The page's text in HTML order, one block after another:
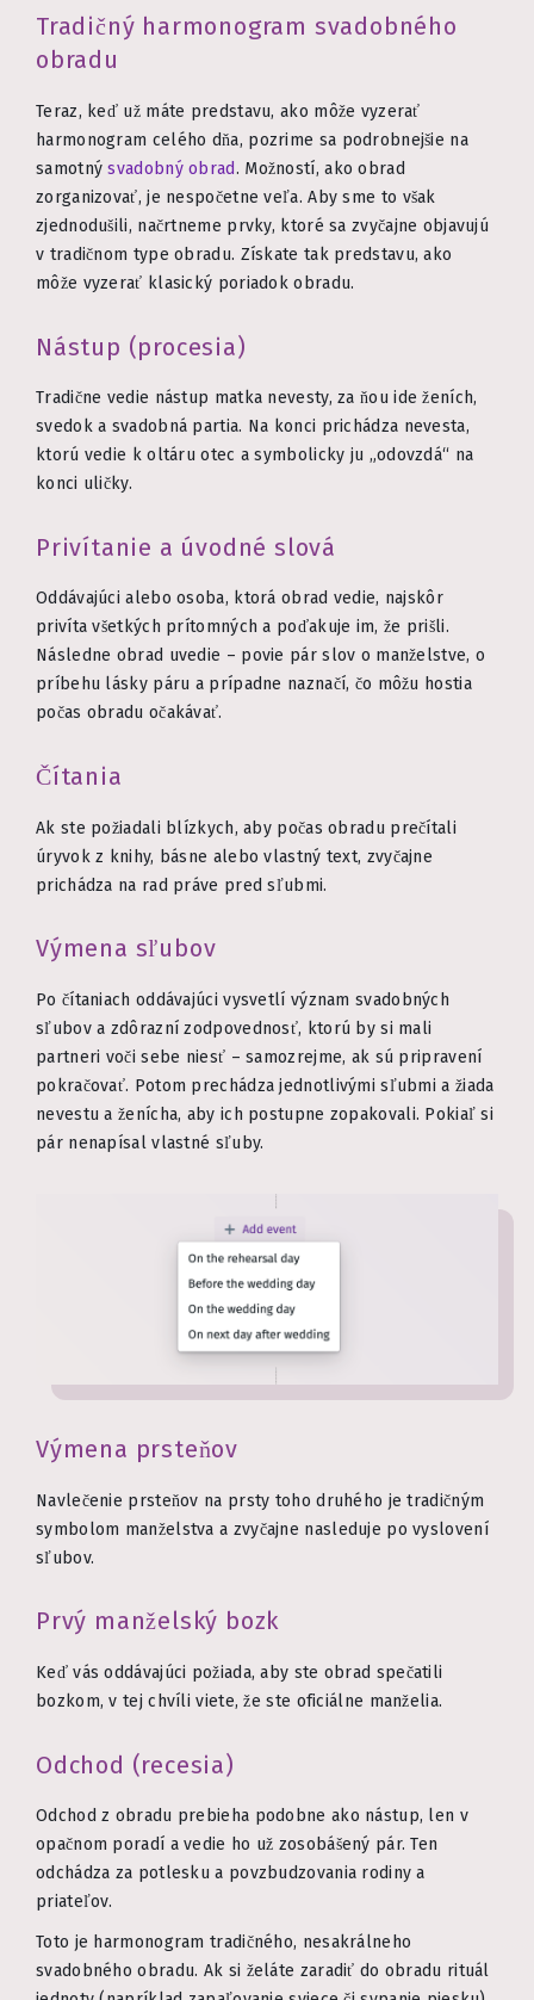
Tradičný harmonogram svadobného
obradu
Teraz, keď už máte predstavu, ako môže vyzerať
harmonogram celého dňa, pozrime sa podrobnejšie na
samotnýsvadobný obrad. Možností, ako obrad
zorganizovať, je nespočetne veľa. Aby sme to však
zjednodušili, načrtneme prvky, ktoré sa zvyčajne objavujú
v tradičnom type obradu. Získate tak predstavu, ako
môže vyzerať klasický poriadok obradu.
Nástup (procesia)
Tradične vedie nástup matka nevesty, za ňou ide ženích,
svedok a svadobná partia. Na konci prichádza nevesta,
ktorú vedie k oltáru otec a symbolicky ju „odovzdá“ na
konci uličky.
Privítanie a úvodné slová
Oddávajúci alebo osoba, ktorá obrad vedie, najskôr
privíta všetkých prítomných a poďakuje im, že prišli.
Následne obrad uvedie – povie pár slov o manželstve, o
príbehu lásky páru a prípadne naznačí, čo môžu hostia
počas obradu očakávať.
Čítania
Ak ste požiadali blízkych, aby počas obradu prečítali
úryvok z knihy, básne alebo vlastný text, zvyčajne
prichádza na rad práve pred sľubmi.
Výmena sľubov
Po čítaniach oddávajúci vysvetlí význam svadobných
sľubov a zdôrazní zodpovednosť, ktorú by si mali
partneri voči sebe niesť – samozrejme, ak sú pripravení
pokračovať. Potom prechádza jednotlivými sľubmi a žiada
nevestu a ženícha, aby ich postupne zopakovali. Pokiaľ si
pár nenapísal vlastné sľuby.
Výmena prsteňov
Navlečenie prsteňov na prsty toho druhého je tradičným
symbolom manželstva a zvyčajne nasleduje po vyslovení
sľubov.
Prvý manželský bozk
Keď vás oddávajúci požiada, aby ste obrad spečatili
bozkom, v tej chvíli viete, že ste oficiálne manželia.
Odchod (recesia)
Odchod z obradu prebieha podobne ako nástup, len v
opačnom poradí a vedie ho už zosobášený pár. Ten
odchádza za potlesku a povzbudzovania rodiny a
priateľov.
Toto je harmonogram tradičného, nesakrálneho
svadobného obradu. Ak si želáte zaradiť do obradu rituál